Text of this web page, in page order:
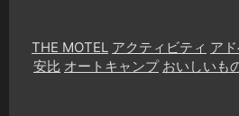
THE MOTEL アクティビティ ア
安比 オートキャンプ おいしいも